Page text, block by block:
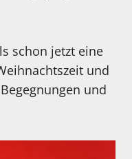
schon jetzt eine
und
und